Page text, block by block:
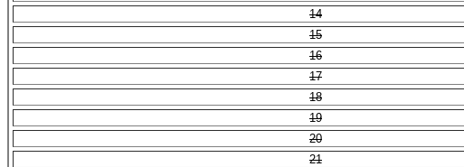
14
15
16
17
18
19
20
21